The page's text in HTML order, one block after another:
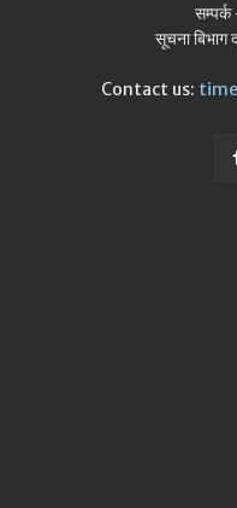
सूचना
Contact us: